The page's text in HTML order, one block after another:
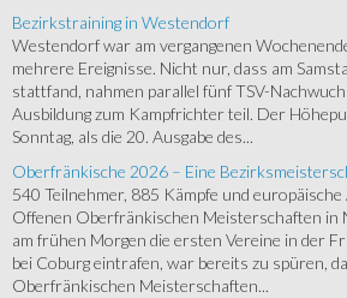
Bezirkstraining in Westendorf
Westendorf war am vergangenen
mehrere Ereignisse. Nicht nur, dass am
stattfand, nahmen parallel fünf TSV-
Ausbildung zum Kampfrichter teil. Der
Sonntag, als die 20. Ausgabe des...
Oberfränkische 2026 – Eine
540 Teilnehmer, 885 Kämpfe und
Offenen Oberfränkischen Meisterschaften in
am frühen Morgen die ersten Vereine in der
bei Coburg eintrafen, war bereits zu spüren,
Oberfränkischen Meisterschaften...